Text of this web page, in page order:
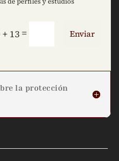
+ 13 = Enviar
la protección